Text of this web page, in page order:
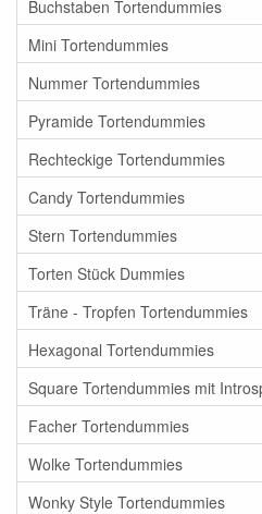
Buchstaben Tortendummies
Mini Tortendummies
Nummer Tortendummies
Pyramide Tortendummies
Rechteckige Tortendummies
Candy Tortendummies
Stern Tortendummies
Torten Stück Dummies
Träne - Tropfen Tortendummies
Hexagonal Tortendummies
Square Tortendummies mit
Facher Tortendummies
Wolke Tortendummies
Wonky Style Tortendummies